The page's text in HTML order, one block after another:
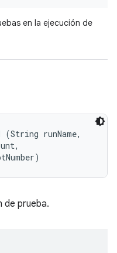
en la ejecución de
runName,
de prueba.